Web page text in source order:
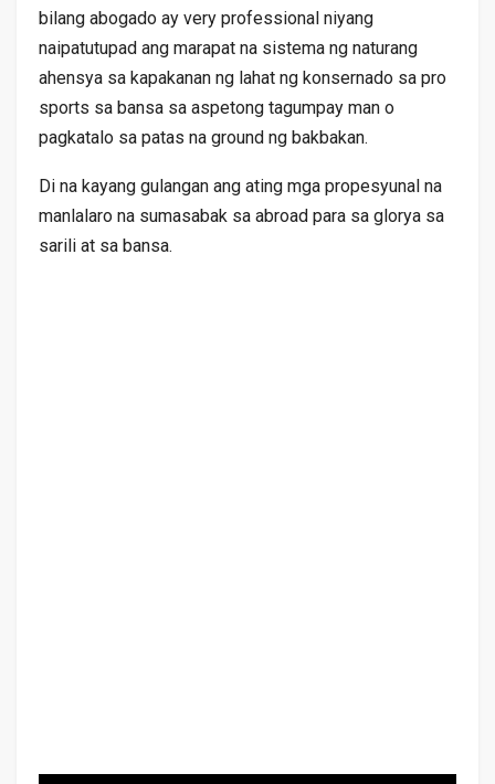
bilang abogado ay very professional niyang
naipatutupad ang marapat na sistema ng naturang
ahensya sa kapakanan ng lahat ng konsernado sa pro
sports sa bansa sa aspetong tagumpay man o
pagkatalo sa patas na ground ng bakbakan.
Di na kayang gulangan ang ating mga propesyunal na
manlalaro na sumasabak sa abroad para sa glorya sa
sarili at sa bansa.